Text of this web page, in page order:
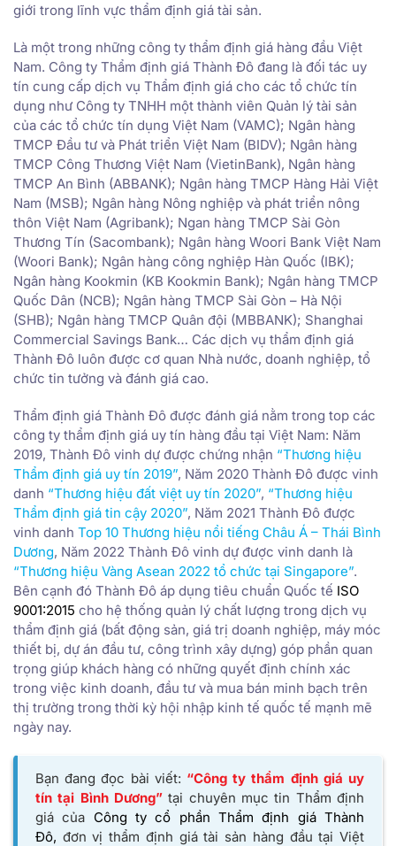
giới trong lĩnh vực thẩm định giá tài sản.
Là một trong những công ty thẩm định giá hàng đầu Việt
Nam. Công ty Thẩm định giá Thành Đô đang là đối tác uy
tín cung cấp dịch vụ Thẩm định giá cho các tổ chức tín
dụng như Công ty TNHH một thành viên Quản lý tài sản
của các tổ chức tín dụng Việt Nam (VAMC); Ngân hàng
TMCP Đầu tư và Phát triển Việt Nam (BIDV); Ngân hàng
TMCP Công Thương Việt Nam (VietinBank), Ngân hàng
TMCP An Bình (ABBANK); Ngân hàng TMCP Hàng Hải Việt
Nam (MSB); Ngân hàng Nông nghiệp và phát triển nông
thôn Việt Nam (Agribank); Ngan hàng TMCP Sài Gòn
Thương Tín (Sacombank); Ngân hàng Woori Bank Việt Nam
(Woori Bank); Ngân hàng công nghiệp Hàn Quốc (IBK);
Ngân hàng Kookmin (KB Kookmin Bank); Ngân hàng TMCP
Quốc Dân (NCB); Ngân hàng TMCP Sài Gòn – Hà Nội
(SHB); Ngân hàng TMCP Quân đội (MBBANK); Shanghai
Commercial Savings Bank… Các dịch vụ thẩm định giá
Thành Đô luôn được cơ quan Nhà nước, doanh nghiệp, tổ
chức tin tưởng và đánh giá cao.
Thẩm định giá Thành Đô được đánh giá nằm trong top các
công ty thẩm định giá uy tín hàng đầu tại Việt Nam: Năm
2019, Thành Đô vinh dự được chứng nhận “Thương hiệu
Thẩm định giá uy tín 2019”, Năm 2020 Thành Đô được vinh
danh “Thương hiệu đất việt uy tín 2020”, “Thương hiệu
Thẩm định giá tin cậy 2020”, Năm 2021 Thành Đô được
vinh danh Top 10 Thương hiệu nổi tiếng Châu Á – Thái Bình
Dương, Năm 2022 Thành Đô vinh dự được vinh danh là
“Thương hiệu Vàng Asean 2022 tổ chức tại Singapore”.
Bên cạnh đó Thành Đô áp dụng tiêu chuẩn Quốc tế ISO
9001:2015 cho hệ thống quản lý chất lượng trong dịch vụ
thẩm định giá (bất động sản, giá trị doanh nghiệp, máy móc
thiết bị, dự án đầu tư, công trình xây dựng) góp phần quan
trọng giúp khách hàng có những quyết định chính xác
trong việc kinh doanh, đầu tư và mua bán minh bạch trên
thị trường trong thời kỳ hội nhập kinh tế quốc tế mạnh mẽ
ngày nay.
Bạn đang đọc bài viết: “Công ty thẩm định giá uy
tín tại Bình Dương”tại chuyên mục tin Thẩm định
giá của Công ty cổ phần Thẩm định giá Thành
Đô, đơn vị thẩm định giá tài sản hàng đầu tại Việt